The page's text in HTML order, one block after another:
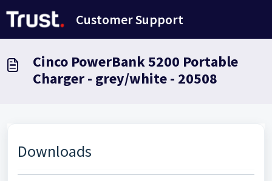
Customer Support
Cinco PowerBank 5200 Portable
Charger - grey/white - 20508
Downloads